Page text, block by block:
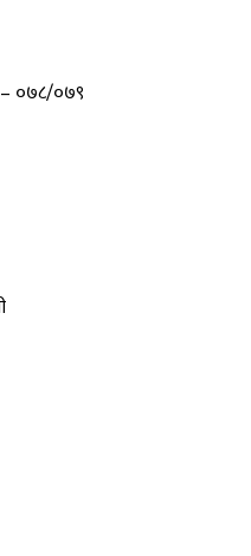
०७८/०७९